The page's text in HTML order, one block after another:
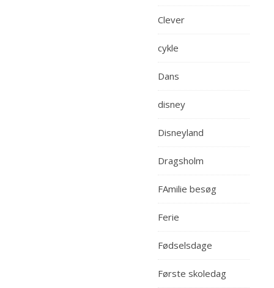
Clever
cykle
Dans
disney
Disneyland
Dragsholm
FAmilie besøg
Ferie
Fødselsdage
Første skoledag